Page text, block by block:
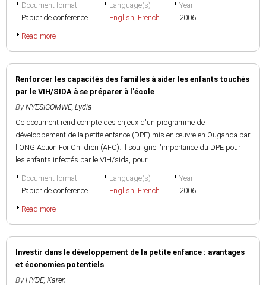
Document format
Papier de conference
Language(s)
English, French
Year
2006
Read more
Renforcer les capacités des familles à aider les enfants touchés
par le VIH/SIDA à se préparer à l'école
By NYESIGOMWE, Lydia
Ce document rend compte des enjeux d'un programme de
développement de la petite enfance (DPE) mis en œuvre en Ouganda par
l'ONG Action For Children (AFC). Il souligne l'importance du DPE pour
les enfants infectés par le VIH/sida, pour...
Document format
Papier de conference
Language(s)
English, French
Year
2006
Read more
Investir dans le développement de la petite enfance : avantages
et économies potentiels
By HYDE, Karen